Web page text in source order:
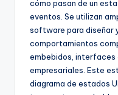
&
cómo pasan de un
eventos. Se utilizan
software para diseñar
comportamientos
embebidos, interfaces
empresariales. Este
diagrama de estados